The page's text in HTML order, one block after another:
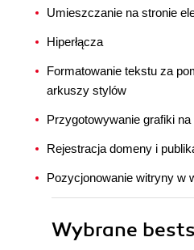
Umieszczanie na stronie
Hiperłącza
Formatowanie tekstu za
arkuszy stylów
Przygotowywanie grafiki
Rejestracja domeny i
Pozycjonowanie witryny w
Wybrane